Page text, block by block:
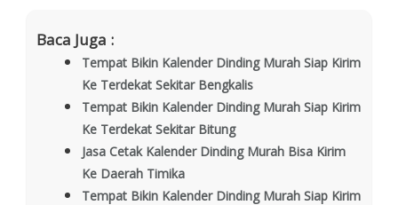
Baca Juga :
Tempat Bikin Kalender Dinding Murah Siap Kirim
Ke Terdekat Sekitar Bengkalis
Tempat Bikin Kalender Dinding Murah Siap Kirim
Ke Terdekat Sekitar Bitung
Jasa Cetak Kalender Dinding Murah Bisa Kirim
Ke Daerah Timika
Tempat Bikin Kalender Dinding Murah Siap Kirim